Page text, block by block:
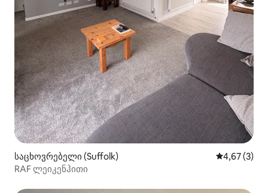
საცხოვრებელი (Suffolk) საშუალო
4,67 (3)
RAF ლეიკენჰითი